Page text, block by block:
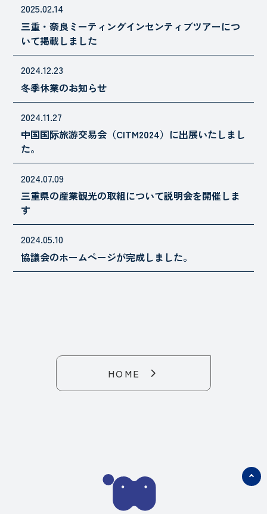
2025.02.14
三重・奈良ミーティングインセンティブツアーにつ
いて掲載しました
2024.12.23
冬季休業のお知らせ
2024.11.27
中国国际旅游交易会（CITM2024）に出展いたしまし
た。
2024.07.09
三重県の産業観光の取組について説明会を開催しま
す
2024.05.10
協議会のホームページが完成しました。
HOME